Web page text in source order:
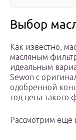
Выбор
Как известно,
масляным
идеальным
Sewon с
одобренной
год цена такого
Рассмотрим еще